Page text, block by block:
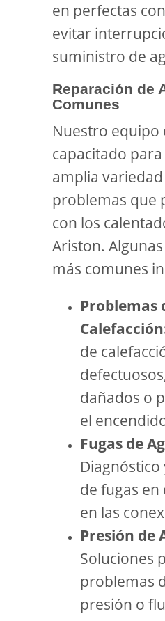
en perfectas
evitar
suministro de
Reparación de
Comunes
Nuestro equipo
capacitado
amplia
problemas que
con los
Ariston.
más comunes
Problemas
de
dañados o
el
Fugas de
de fugas en
en las
Presión de
Soluciones
problemas
presión o